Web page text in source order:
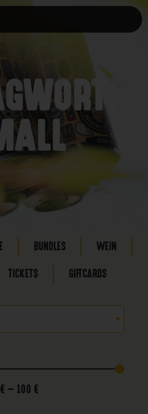
BUNDLES WEIN
TICKETS GIFTCARDS
€ — 100 €